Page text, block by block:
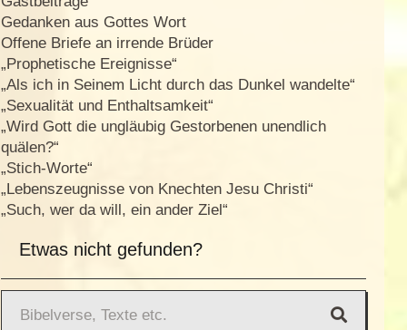
Gedanken aus Gottes Wort
Offene Briefe an irrende Brüder
„Prophetische Ereignisse“
„Als ich in Seinem Licht durch das Dunkel wandelte“
„Sexualität und Enthaltsamkeit“
„Wird Gott die ungläubig Gestorbenen unendlich
quälen?“
„Stich-Worte“
„Lebenszeugnisse von Knechten Jesu Christi“
„Such, wer da will, ein ander Ziel“
Etwas nicht gefunden?